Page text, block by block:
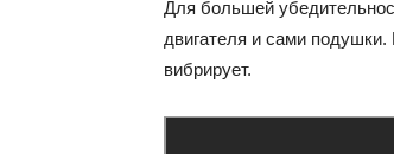
Для большей
двигателя и сами
вибрирует.